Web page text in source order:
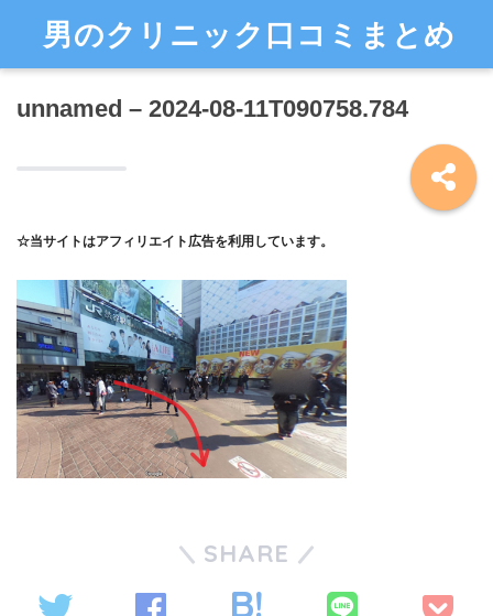
男のクリニック口コミまとめ
unnamed – 2024-08-11T090758.784
☆当サイトはアフィリエイト広告を利用しています。
SHARE